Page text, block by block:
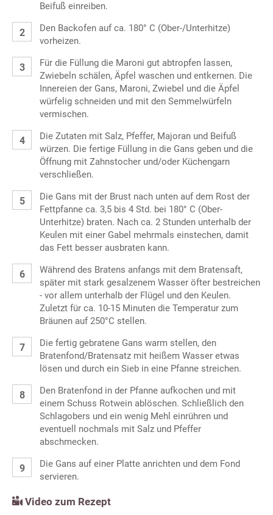
Beifuß einreiben.
Den Backofen auf ca. 180° C (Ober-/Unterhitze)
vorheizen.
Für die Füllung die Maroni gut abtropfen lassen,
Zwiebeln schälen, Äpfel waschen und entkernen. Die
Innereien der Gans, Maroni, Zwiebel und die Äpfel
würfelig schneiden und mit den Semmelwürfeln
vermischen.
Die Zutaten mit Salz, Pfeffer, Majoran und Beifuß
würzen. Die fertige Füllung in die Gans geben und die
Öffnung mit Zahnstocher und/oder Küchengarn
verschließen.
Die Gans mit der Brust nach unten auf dem Rost der
Fettpfanne ca. 3,5 bis 4 Std. bei 180° C (Ober-
Unterhitze) braten. Nach ca. 2 Stunden unterhalb der
Keulen mit einer Gabel mehrmals einstechen, damit
das Fett besser ausbraten kann.
Während des Bratens anfangs mit dem Bratensaft,
später mit stark gesalzenem Wasser öfter bestreichen
- vor allem unterhalb der Flügel und den Keulen.
Zuletzt für ca. 10-15 Minuten die Temperatur zum
Bräunen auf 250°C stellen.
Die fertig gebratene Gans warm stellen, den
Bratenfond/Bratensatz mit heißem Wasser etwas
lösen und durch ein Sieb in eine Pfanne streichen.
Den Bratenfond in der Pfanne aufkochen und mit
einem Schuss Rotwein ablöschen. Schließlich den
Schlagobers und ein wenig Mehl einrühren und
eventuell nochmals mit Salz und Pfeffer
abschmecken.
Die Gans auf einer Platte anrichten und dem Fond
servieren.
Video zum Rezept